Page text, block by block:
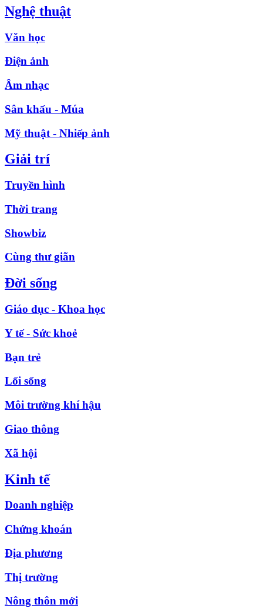
Nghệ thuật
Văn học
Điện ảnh
Âm nhạc
Sân khấu - Múa
Mỹ thuật - Nhiếp ảnh
Giải trí
Truyền hình
Thời trang
Showbiz
Cùng thư giãn
Đời sống
Giáo dục - Khoa học
Y tế - Sức khoẻ
Bạn trẻ
Lối sống
Môi trường khí hậu
Giao thông
Xã hội
Kinh tế
Doanh nghiệp
Chứng khoán
Địa phương
Thị trường
Nông thôn mới